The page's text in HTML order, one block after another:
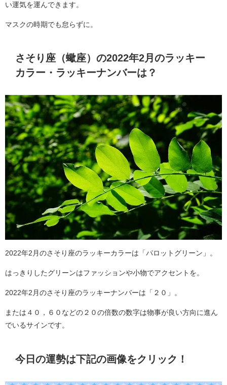
い運気を運んできます。
マスクの時期でも怠らずに。
さそり座（蠍座）の2022年2月のラッキー
カラー・ラッキーナンバーは？
2022年2月のさそり座のラッキーカラーは「パロットグリーン」。
はっきりしたグリーンはファッションや小物でアクセントを。
2022年2月のさそり座のラッキーナンバーは「２０」。
または４０，６０などの２０の倍数の数字は物事が良い方向に進ん
でいるサインです。
今日の運勢は下記の画像をクリック！